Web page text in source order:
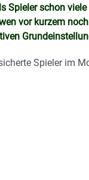
Spieler schon
vor kurzem
Spieler im